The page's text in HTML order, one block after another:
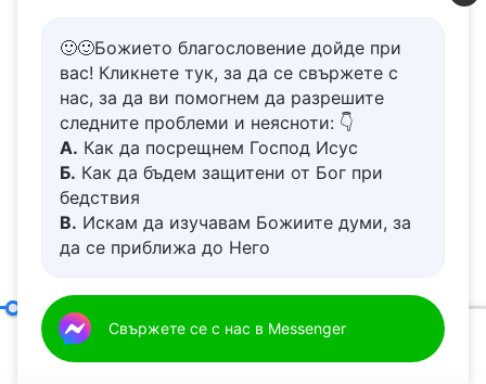
безопасност под Божията закрила, кликнете
върху Messenger, за да се присъедините към
нашата група за изучаване. Не чакайте до утре.
Свържете се с нас в Messenger
Свързано съдържание
Словото Божие „По пътя
на спасението може да
се върви само с
🙂🙂Божието благословение дойде при
вас! Кликнете тук, за да се свържете с
нас, за да ви помогнем да разрешите
следните проблеми и неясноти: 👇
А. Как да посрещнем Господ Исус
Б. Как да бъдем защитени от Бог при
бедствия
В. Искам да изучавам Божиите думи, за
да се приближа до Него
живот
Д.Имам молба за молитва
Свържете се с нас в Messenger